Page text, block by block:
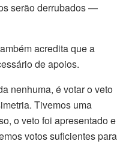
serão derrubados —
acredita que a
de apoios.
nenhuma, é votar o veto
Tivemos uma
o veto foi apresentado e
votos suficientes para